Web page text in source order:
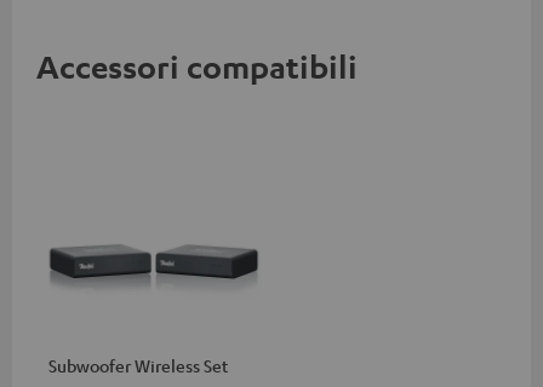
Accessori compatibili
Subwoofer Wireless Set